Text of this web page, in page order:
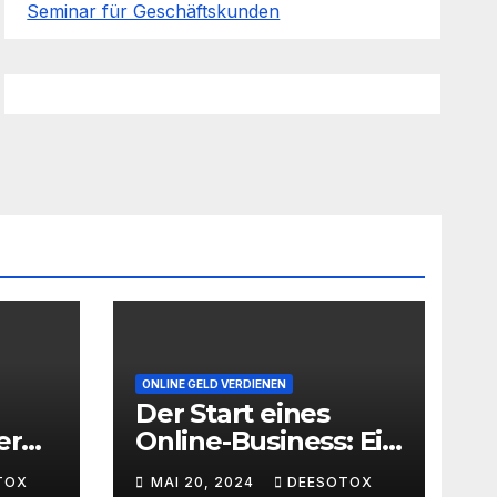
Seminar für Geschäftskunden
ONLINE GELD VERDIENEN
Der Start eines
Online-Business: Ein
MAI 20, 2024 DEESOTOX